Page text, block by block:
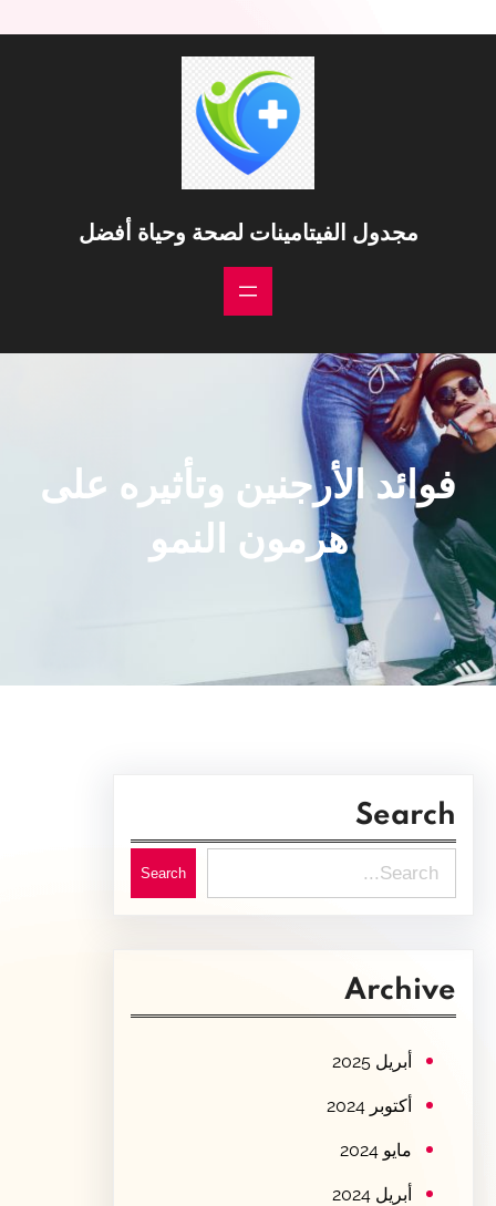
مجدول الفيتامينات لصحة وحياة أفضل
فوائد الأرجنين وتأثيره على
هرمون النمو
Search
e
c
Search
Archive
أبريل 2025
أكتوبر 2024
مايو 2024
أبريل 2024